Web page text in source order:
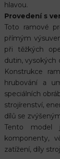
hlavou.
Provedení s
Toto ramové
přímým
při těžkých
dutin, vysokých
Konstrukce
hrubování a
speciálních
strojírenství,
dílů se
Tento model
komponenty,
zatížení, díly